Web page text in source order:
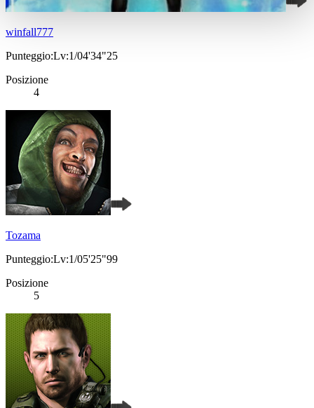
winfall777
Punteggio:Lv:1/04'34"25
Posizione
4
Tozama
Punteggio:Lv:1/05'25"99
Posizione
5